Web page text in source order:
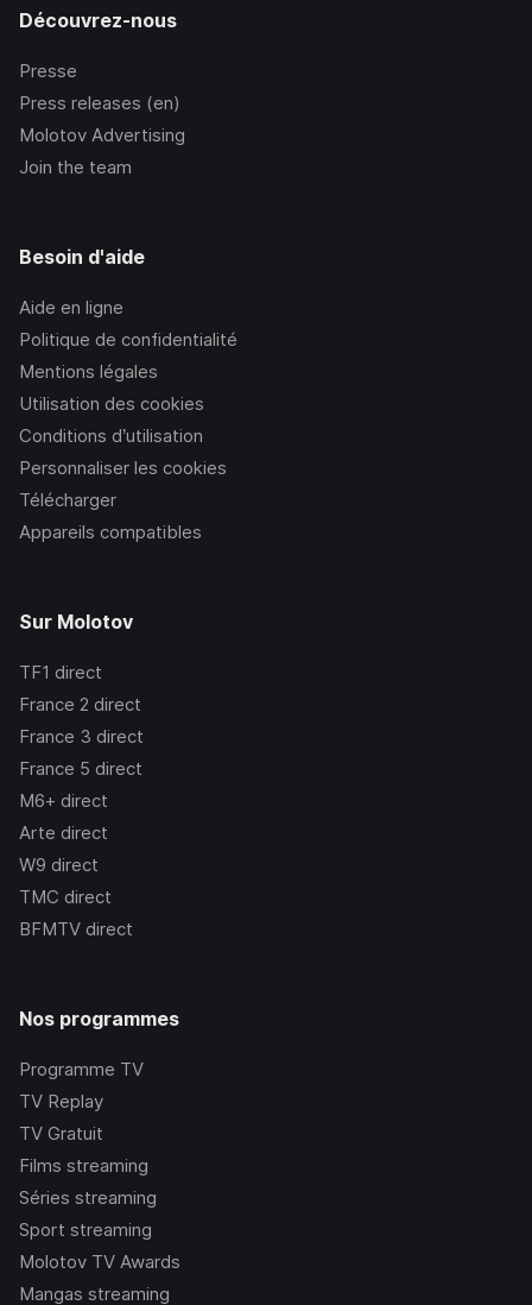
Découvrez-nous
Presse
Press releases (en)
Molotov Advertising
Join the team
Besoin d'aide
Aide en ligne
Politique de confidentialité
Mentions légales
Utilisation des cookies
Conditions d’utilisation
Personnaliser les cookies
Télécharger
Appareils compatibles
Sur Molotov
TF1 direct
France 2 direct
France 3 direct
France 5 direct
M6+ direct
Arte direct
W9 direct
TMC direct
BFMTV direct
Nos programmes
Programme TV
TV Replay
TV Gratuit
Films streaming
Séries streaming
Sport streaming
Molotov TV Awards
Mangas streaming